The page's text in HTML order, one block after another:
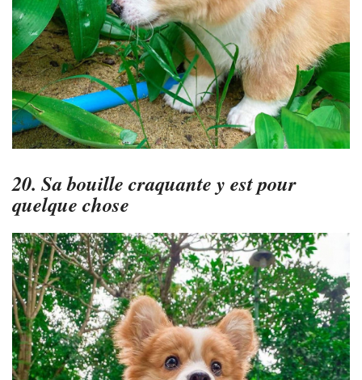
20. Sa bouille craquante y est pour
quelque chose